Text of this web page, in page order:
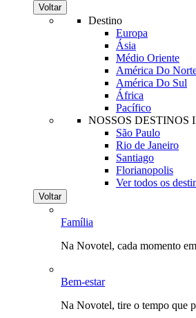
Voltar
Destino
Europa
Ásia
Médio Oriente
América Do
América Do Sul
África
Pacífico
NOSSOS DESTINOS
São Paulo
Rio de Janeiro
Santiago
Florianopolis
Ver todos os
Voltar
Família
Na Novotel, cada momento
Bem-estar
Na Novotel, tire o tempo que